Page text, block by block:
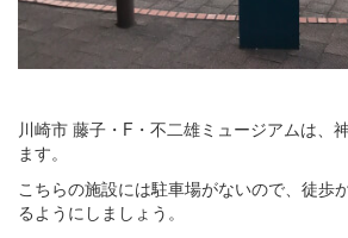
川崎市 藤子・F・不二雄ミュージアムは、
ます。
こちらの施設には駐車場がないので、徒歩
るようにしましょう。